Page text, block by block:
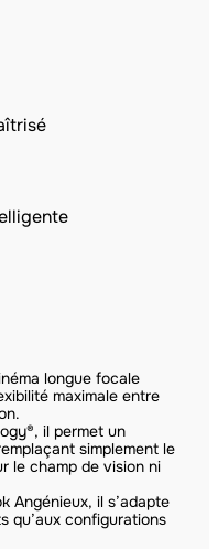
longue focale
maximale entre
il permet un
simplement le
le champ de vision ni
Angénieux, il s’adapte
qu’aux configurations